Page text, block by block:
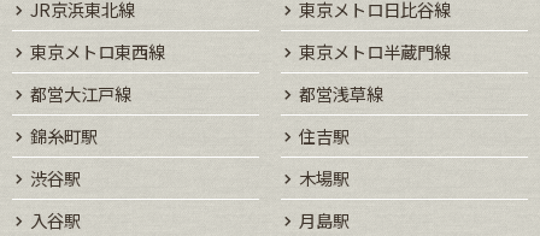
JR京浜東北線
東京メトロ日比谷線
東京メトロ東西線
東京メトロ半蔵門線
都営大江戸線
都営浅草線
錦糸町駅
住吉駅
渋谷駅
木場駅
入谷駅
月島駅